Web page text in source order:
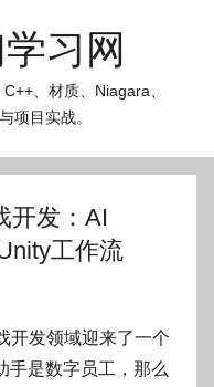
习网
、材质、Niagara、
项目实战。
开发：AI
工作流
开发领域迎来了一个
手是数字员工，那么